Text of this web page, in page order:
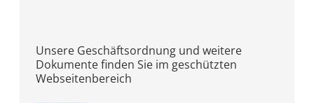
Unsere Geschäftsordnung und weitere
Dokumente finden Sie im geschützten
Webseitenbereich